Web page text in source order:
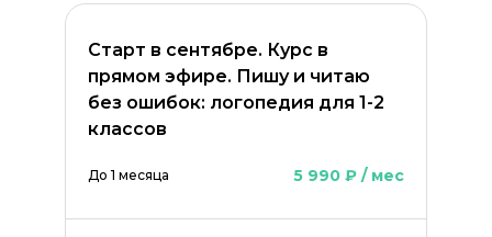
Старт в сентябре. Курс в
прямом эфире. Пишу и читаю
без ошибок: логопедия для 1-2
классов
До 1 месяца 5 990 ₽ / мес